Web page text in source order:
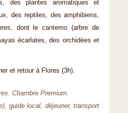
des plantes aromatiques et
des reptiles, des amphibiens,
dont le cantemo (arbre de
écarlates, des orchidées et
et retour à Flores (3h).
Chambre Premium.
guide local, déjeuner, transport